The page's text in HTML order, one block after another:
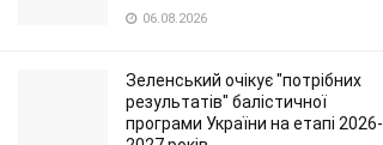
06.08.2026
Зеленський очікує "потрібних
результатів" балістичної
програми України на етапі 2026-